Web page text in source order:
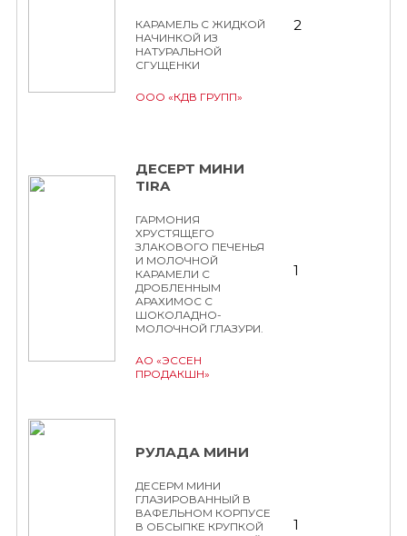
КАРАМЕЛЬ С ЖИДКОЙ
НАЧИНКОЙ ИЗ
НАТУРАЛЬНОЙ
СГУЩЕНКИ
ООО «КДВ ГРУПП»
2
ДЕСЕРТ МИНИ
TIRA
ГАРМОНИЯ
ХРУСТЯЩЕГО
ЗЛАКОВОГО ПЕЧЕНЬЯ
И МОЛОЧНОЙ
КАРАМЕЛИ С
ДРОБЛЕННЫМ
АРАХИМОС С
ШОКОЛАДНО-
МОЛОЧНОЙ ГЛАЗУРИ.
АО «ЭССЕН
ПРОДАКШН»
1
РУЛАДА МИНИ
ДЕСЕРМ МИНИ
ГЛАЗИРОВАННЫЙ В
ВАФЕЛЬНОМ КОРПУСЕ
В ОБСЫПКЕ КРУПКОЙ
1